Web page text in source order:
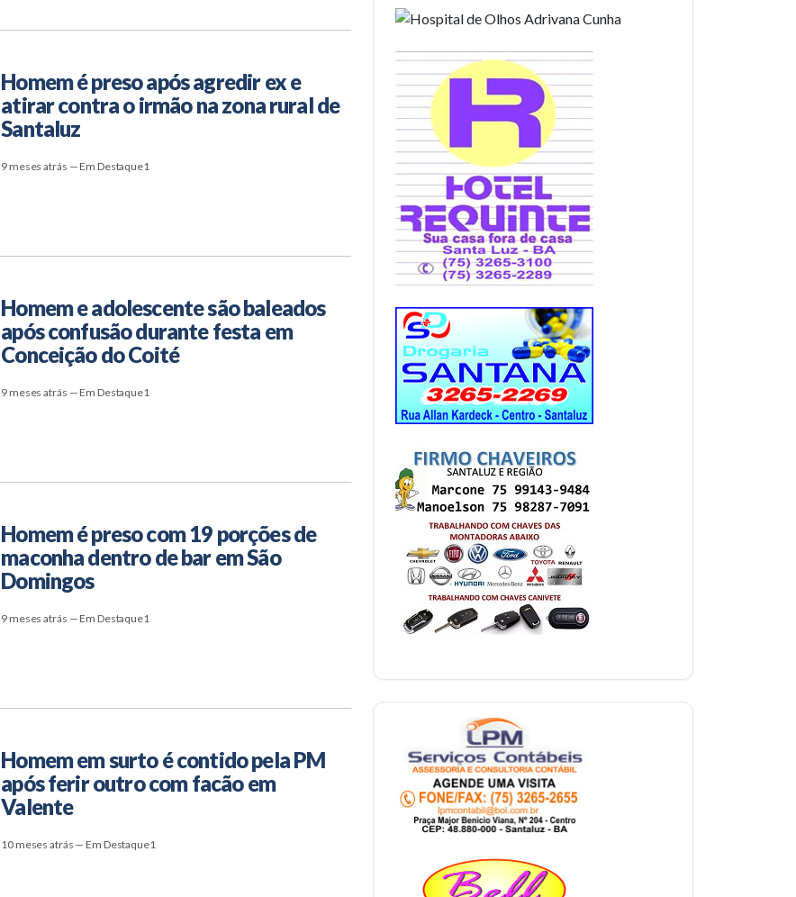
Homem é preso após agredir ex e
atirar contra o irmão na zona rural de
Santaluz
9 meses atrás — Em Destaque1
Homem e adolescente são baleados
após confusão durante festa em
Conceição do Coité
9 meses atrás — Em Destaque1
Homem é preso com 19 porções de
maconha dentro de bar em São
Domingos
9 meses atrás — Em Destaque1
Homem em surto é contido pela PM
após ferir outro com facão em
Valente
10 meses atrás — Em Destaque1